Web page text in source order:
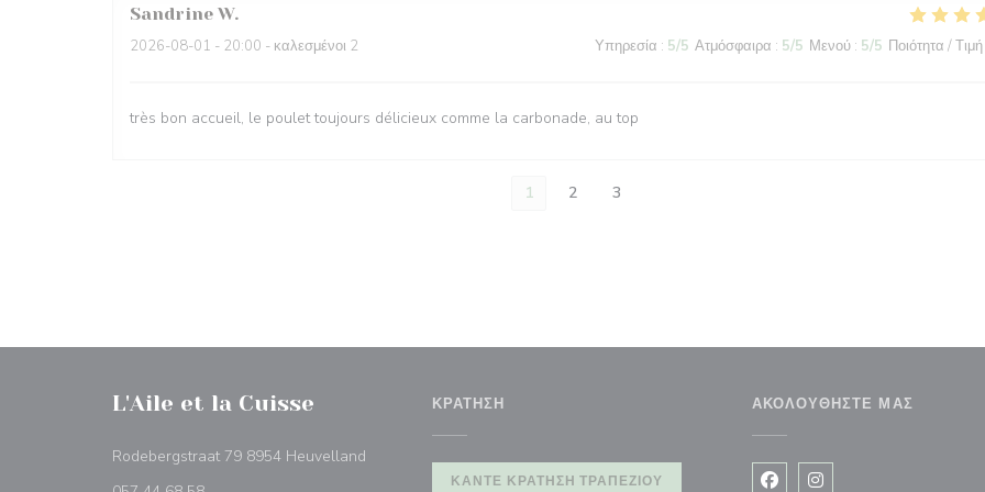
Sandrine W
2026-08-01 - 20:00 - καλεσμένοι 2 Υπηρεσία : 5/5 Ατμόσφαιρα : 5/5 Μενού : 5/5 Ποιότητα / Τιμή
très bon accueil, le poulet toujours délicieux comme la carbonade, au top
1 2 3
L'Aile et la Cuisse
Rodebergstraat 79 8954 Heuvelland
ΚΡΆΤΗΣΗ
ΚΆΝΤΕ ΚΡΆΤΗΣΗ ΤΡΑΠΕΖΙΟΎ
ΑΚΟΛΟΥΘΉΣΤΕ ΜΑΣ